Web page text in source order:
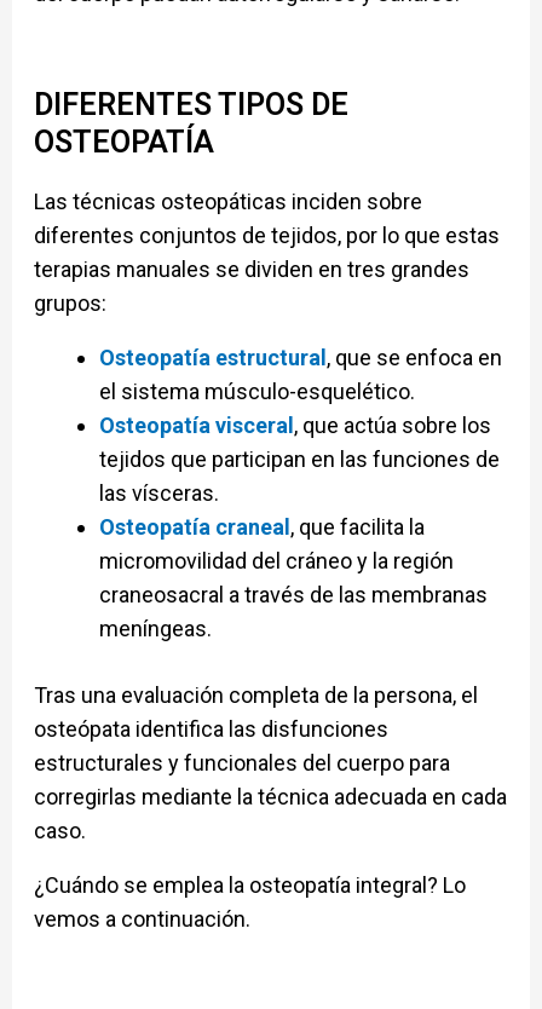
DIFERENTES TIPOS DE
OSTEOPATÍA
Las técnicas osteopáticas inciden sobre
diferentes conjuntos de tejidos, por lo que estas
terapias manuales se dividen en tres grandes
grupos:
Osteopatía estructural, que se enfoca en
el sistema músculo-esquelético.
Osteopatía visceral, que actúa sobre los
tejidos que participan en las funciones de
las vísceras.
Osteopatía craneal, que facilita la
micromovilidad del cráneo y la región
craneosacral a través de las membranas
meníngeas.
Tras una evaluación completa de la persona, el
osteópata identifica las disfunciones
estructurales y funcionales del cuerpo para
corregirlas mediante la técnica adecuada en cada
caso.
¿Cuándo se emplea la osteopatía integral? Lo
vemos a continuación.